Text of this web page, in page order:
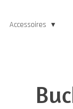
Accessoires